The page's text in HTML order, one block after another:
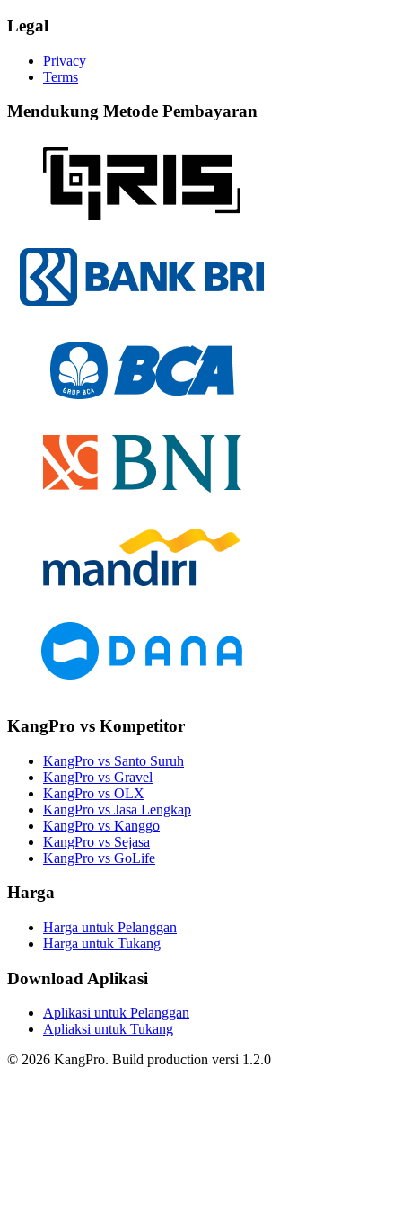
Legal
Privacy
Terms
Mendukung Metode Pembayaran
KangPro vs Kompetitor
KangPro vs Santo Suruh
KangPro vs Gravel
KangPro vs OLX
KangPro vs Jasa Lengkap
KangPro vs Kanggo
KangPro vs Sejasa
KangPro vs GoLife
Harga
Harga untuk Pelanggan
Harga untuk Tukang
Download Aplikasi
Aplikasi untuk Pelanggan
Apliaksi untuk Tukang
© 2026 KangPro. Build production versi 1.2.0